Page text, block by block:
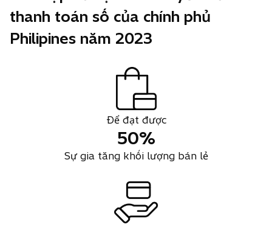
thanh toán số của chính phủ
Philipines năm 2023
Để đạt được
50%
Sự gia tăng khối lượng bán lẻ